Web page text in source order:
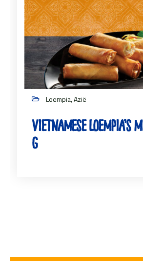
Loempia, Azië
Vietnamese Loempia’s
g